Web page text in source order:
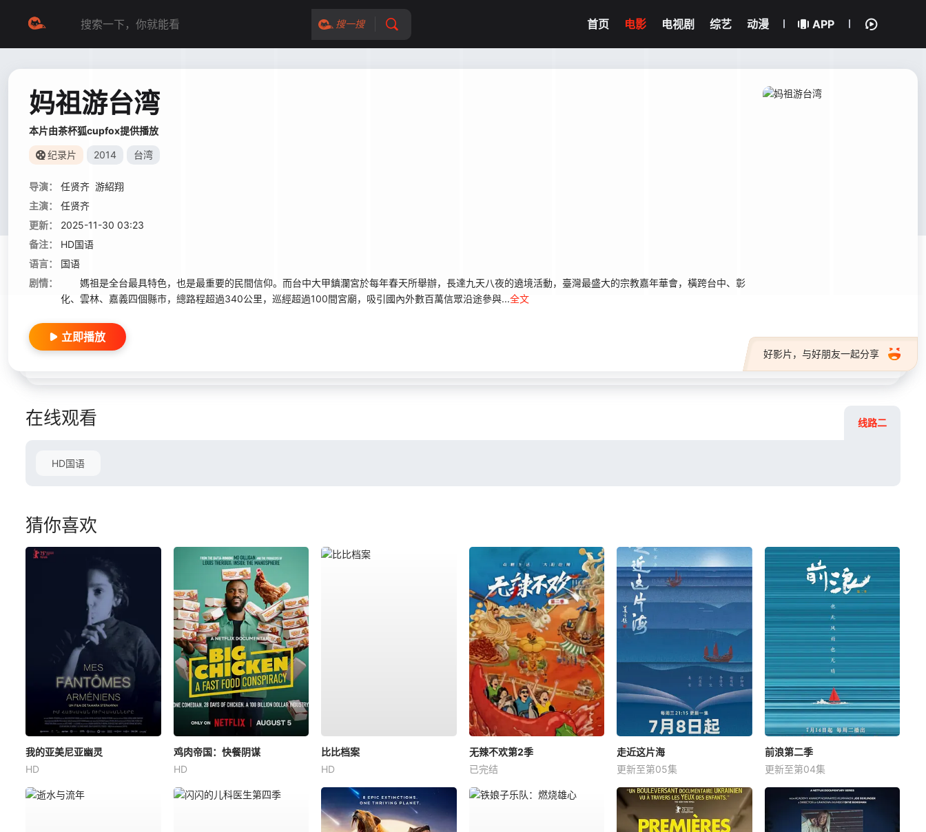
搜一搜 首页 电影 电视剧 综艺 动漫 APP
妈祖游台湾
本片由茶杯狐cupfox提供播放
纪录片 2014 台湾
导演： 任贤齐 游紹翔
主演：
任贤齐
更新：
2025-11-30 03:23
备注：
HD国语
语言：
国语
剧情：
媽祖是全台最具特色，也是最重要的民間信仰。而台中大甲鎮瀾宮於每年春天所舉辦，長達九天八夜的遶境活動，臺灣最盛大的宗教嘉年華會，橫跨台中、彰
化、雲林、嘉義四個縣市，總路程超過340公里，巡經超過100間宮廟，吸引國內外數百萬信眾沿途參與...全文
好影片，与好朋友一起分享
立即播放
在线观看 线路二
HD国语
猜你喜欢
我的亚美尼亚幽灵
HD
鸡肉帝国：快餐阴谋
HD
比比档案
HD
无辣不欢第2季
已完结
走近这片海
更新至第05集
前浪第二季
更新至第04集